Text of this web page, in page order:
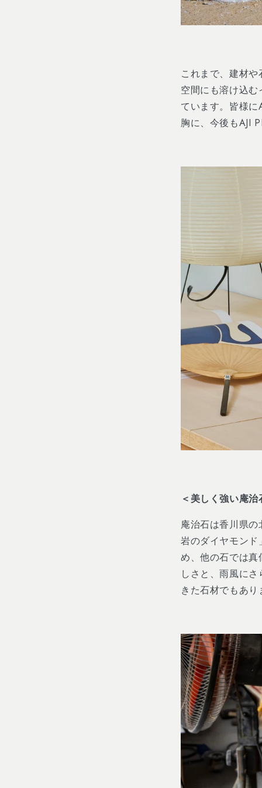
これまで、建材
空間にも溶け込
ています。皆様に
胸に、今後もAJI
＜美しく強い庵治
庵治石は香川県
岩のダイヤモン
め、他の石では
しさと、雨風に
きた石材でもあ